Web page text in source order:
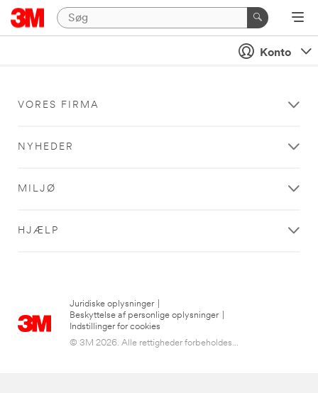
Konto
VORES FIRMA
NYHEDER
MILJØ
HJÆLP
Juridiske oplysninger
Beskyttelse af personlige oplysninger
Indstillinger for cookies
© 3M 2026. Alle rettigheder forbeholdes...